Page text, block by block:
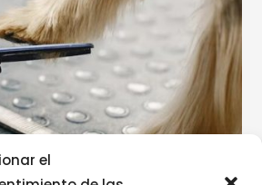
el